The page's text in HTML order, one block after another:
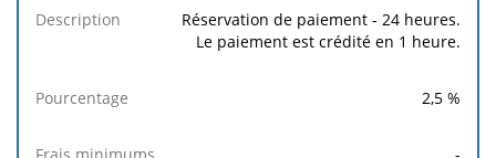
Réservation de paiement - 24 heures.
Le paiement est crédité en 1 heure.
2,5 %
-